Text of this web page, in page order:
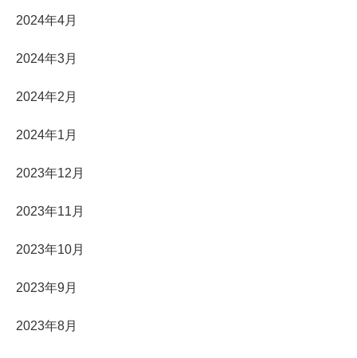
2024年4月
2024年3月
2024年2月
2024年1月
2023年12月
2023年11月
2023年10月
2023年9月
2023年8月